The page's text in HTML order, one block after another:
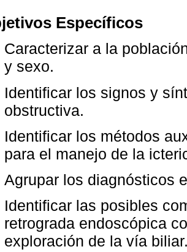
Específicos
Caracterizar a la
y sexo.
Identificar los signos y
obstructiva.
Identificar los métodos
para el manejo de la
Agrupar los diagnósticos
Identificar las posibles
retrograda endoscópica
exploración de la vía